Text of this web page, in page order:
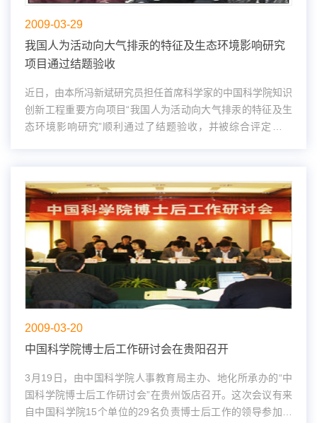
2009-03-29
我国人为活动向大气排汞的特征及生态环境影响研究
项目通过结题验收
近日，由本所冯新斌研究员担任首席科学家的中国科学院知识
创新工程重要方向项目“我国人为活动向大气排汞的特征及生
态环境影响研究”顺利通过了结题验收，并被综合评定为优
2009-03-20
中国科学院博士后工作研讨会在贵阳召开
3月19日，由中国科学院人事教育局主办、地化所承办的“中
国科学院博士后工作研讨会”在贵州饭店召开。这次会议有来
自中国科学院15个单位的29名负责博士后工作的领导参加。